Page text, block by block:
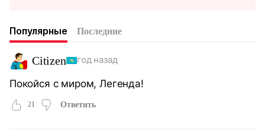
Популярные Последние
Citizen год назад
Покойся с миром, Легенда!
21 Ответить